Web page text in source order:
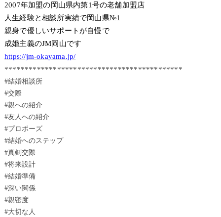
2007年加盟の岡山県内第1号の老舗加盟店
人生経験と相談所実績で岡山県№1
親身で優しいサポートが自慢で
成婚主義のJM岡山です
https://jm-okayama.jp/
********************************************
#結婚相談所
#交際
#親への紹介
#友人への紹介
#プロポーズ
#結婚へのステップ
#真剣交際
#将来設計
#結婚準備
#深い関係
#親密度
#大切な人